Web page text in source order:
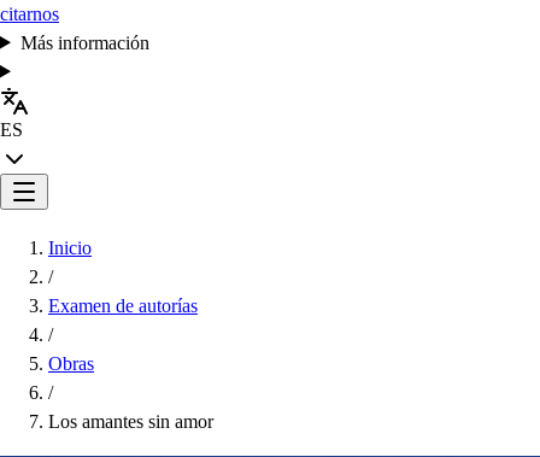
citarnos
Más información
ES
Inicio
/
Examen de autorías
/
Obras
/
Los amantes sin amor